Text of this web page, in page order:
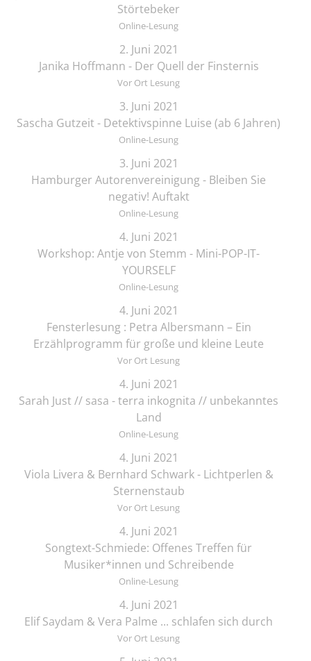
Störtebeker
Online-Lesung
2. Juni 2021
Janika Hoffmann - Der Quell der Finsternis
Vor Ort Lesung
3. Juni 2021
Sascha Gutzeit - Detektivspinne Luise (ab 6 Jahren)
Online-Lesung
3. Juni 2021
Hamburger Autorenvereinigung - Bleiben Sie
negativ! Auftakt
Online-Lesung
4. Juni 2021
Workshop: Antje von Stemm - Mini-POP-IT-
YOURSELF
Online-Lesung
4. Juni 2021
Fensterlesung : Petra Albersmann – Ein
Erzählprogramm für große und kleine Leute
Vor Ort Lesung
4. Juni 2021
Sarah Just // sasa - terra inkognita // unbekanntes
Land
Online-Lesung
4. Juni 2021
Viola Livera & Bernhard Schwark - Lichtperlen &
Sternenstaub
Vor Ort Lesung
4. Juni 2021
Songtext-Schmiede: Offenes Treffen für
Musiker*innen und Schreibende
Online-Lesung
4. Juni 2021
Elif Saydam & Vera Palme ... schlafen sich durch
Vor Ort Lesung